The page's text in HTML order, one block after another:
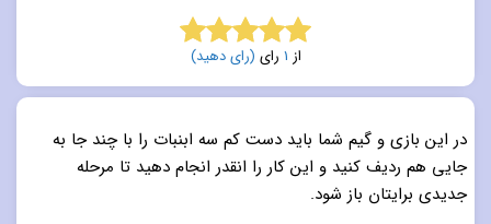
5.0 از 5 از 1 رای (رای دهید)
در این بازی و گیم شما باید دست کم سه ابنبات را با چند جا به
جایی هم ردیف کنید و این کار را انقدر انجام دهید تا مرحله
جدیدی برایتان باز شود.